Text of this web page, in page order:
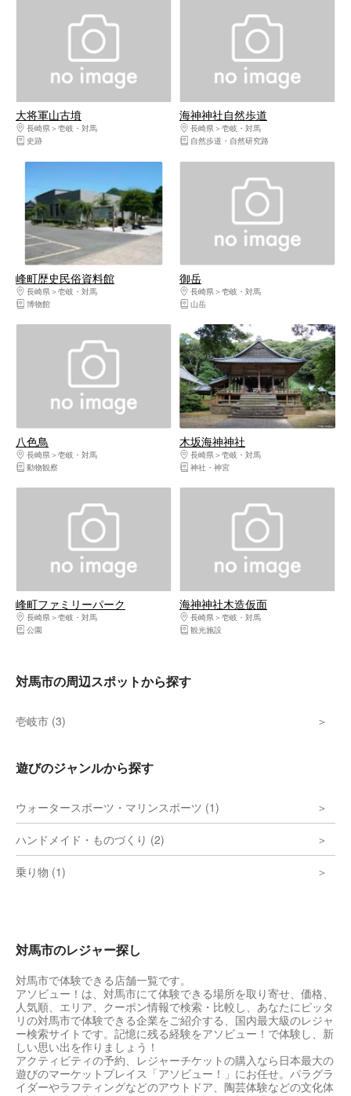
大将軍山古墳
長崎県
壱岐・対馬
史跡
海神神社自然歩道
長崎県
壱岐・対馬
自然歩道・自然研究路
峰町歴史民俗資料館
長崎県
壱岐・対馬
博物館
御岳
長崎県
壱岐・対馬
山岳
八色鳥
長崎県
壱岐・対馬
動物観察
木坂海神神社
長崎県
壱岐・対馬
神社・神宮
峰町ファミリーパーク
長崎県
壱岐・対馬
公園
海神神社木造仮面
長崎県
壱岐・対馬
観光施設
対馬市の周辺スポットから探す
壱岐市 (3)
遊びのジャンルから探す
ウォータースポーツ・マリンスポーツ (1)
ハンドメイド・ものづくり (2)
乗り物 (1)
対馬市のレジャー探し
対馬市で体験できる店舗一覧です。
アソビュー！は、対馬市にて体験できる場所を取り寄せ、価格、
人気順、エリア、クーポン情報で検索・比較し、あなたにピッタ
リの対馬市で体験できる企業をご紹介する、国内最大級のレジャ
ー検索サイトです。記憶に残る経験をアソビュー！で体験し、新
しい思い出を作りましょう！
アクティビティの予約、レジャーチケットの購入なら日本最大の
遊びのマーケットプレイス「アソビュー！」にお任せ。パラグラ
イダーやラフティングなどのアウトドア、陶芸体験などの文化体